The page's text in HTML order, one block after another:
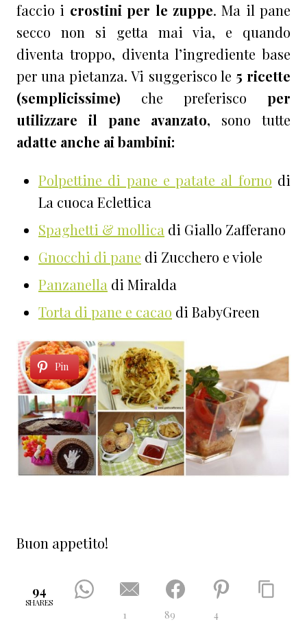
faccio i crostini per le zuppe. Ma il pane
secco non si getta mai via, e quando
diventa troppo, diventa l’ingrediente base
per una pietanza. Vi suggerisco le 5 ricette
(semplicissime) che preferisco per
utilizzare il pane avanzato, sono tutte
adatte anche ai bambini:
Polpettine di pane e patate al forno di
La cuoca Eclettica
Spaghetti & mollica di Giallo Zafferano
Gnocchi di pane di Zucchero e viole
Panzanella di Miralda
Torta di pane e cacao di BabyGreen
Pin
Buon appetito!
94
SHARES
1 89 4